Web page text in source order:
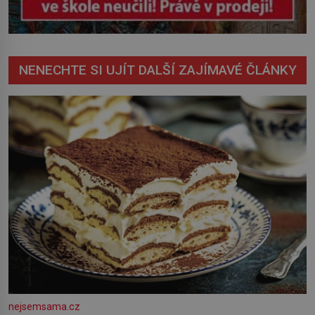
NENECHTE SI UJÍT DALŠÍ ZAJÍMAVÉ ČLÁNKY
nejsemsama.cz